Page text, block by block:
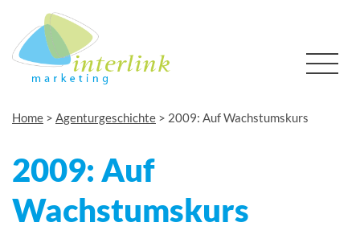
Home > Agenturgeschichte > 2009: Auf Wachstumskurs
2009: Auf
Wachstumskurs